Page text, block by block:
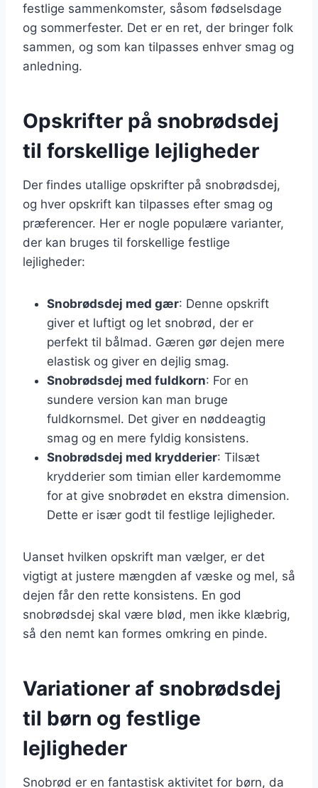
festlige sammenkomster, såsom fødselsdage
og sommerfester. Det er en ret, der bringer folk
sammen, og som kan tilpasses enhver smag og
anledning.
Opskrifter på snobrødsdej
til forskellige lejligheder
Der findes utallige opskrifter på snobrødsdej,
og hver opskrift kan tilpasses efter smag og
præferencer. Her er nogle populære varianter,
der kan bruges til forskellige festlige
lejligheder:
Snobrødsdej med gær: Denne opskrift
giver et luftigt og let snobrød, der er
perfekt til bålmad. Gæren gør dejen mere
elastisk og giver en dejlig smag.
Snobrødsdej med fuldkorn: For en
sundere version kan man bruge
fuldkornsmel. Det giver en nøddeagtig
smag og en mere fyldig konsistens.
Snobrødsdej med krydderier: Tilsæt
krydderier som timian eller kardemomme
for at give snobrødet en ekstra dimension.
Dette er især godt til festlige lejligheder.
Uanset hvilken opskrift man vælger, er det
vigtigt at justere mængden af væske og mel, så
dejen får den rette konsistens. En god
snobrødsdej skal være blød, men ikke klæbrig,
så den nemt kan formes omkring en pinde.
Variationer af snobrødsdej
til børn og festlige
lejligheder
Snobrød er en fantastisk aktivitet for børn, da